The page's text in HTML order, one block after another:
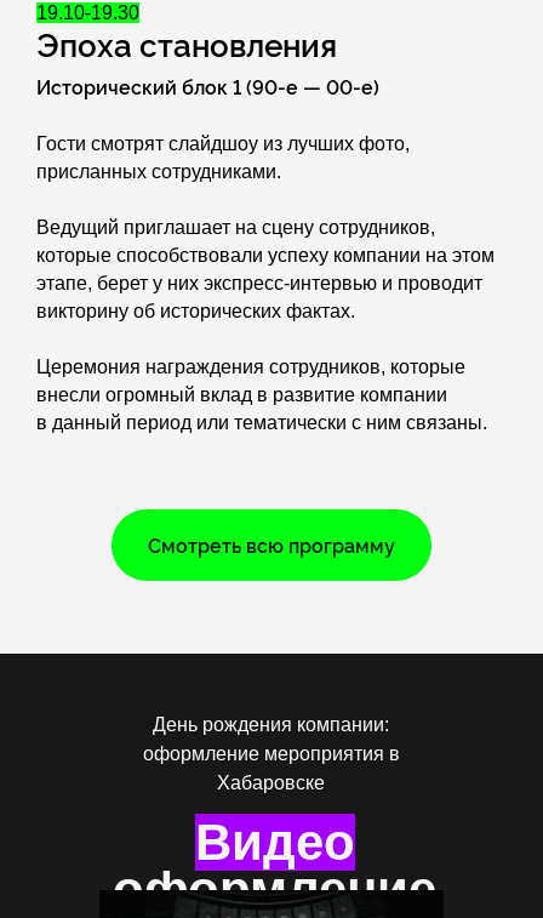
19.10-19.30
Эпоха становления
Исторический блок 1 (90-е — 00-е)
Гости смотрят слайдшоу из лучших фото,
присланных сотрудниками.
Ведущий приглашает на сцену сотрудников,
которые способствовали успеху компании на этом
этапе, берет у них экспресс-интервью и проводит
викторину об исторических фактах.
Церемония награждения сотрудников, которые
внесли огромный вклад в развитие компании
в данный период или тематически с ним связаны.
Смотреть всю программу
Видео
оформление
День рождения компании:
оформление мероприятия в
Хабаровске